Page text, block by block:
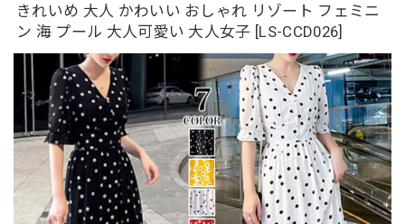
きれいめ 大人 かわいい おしゃれ リゾート フェミニ
ン 海 プール 大人可愛い 大人女子 [LS-CCD026]